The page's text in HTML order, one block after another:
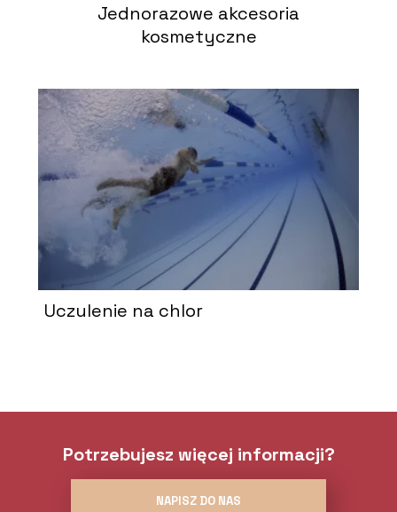
Jednorazowe akcesoria
kosmetyczne
Uczulenie na chlor
Potrzebujesz więcej informacji?
NAPISZ DO NAS